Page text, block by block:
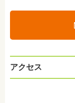
アクセス